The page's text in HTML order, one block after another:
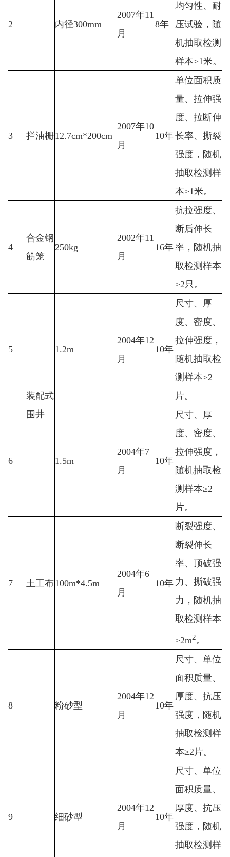
2 内径300mm
2007年11
月
8年
均匀性、耐
压试验，随
机抽取检测
样本≥1米。
3 拦油栅12.7cm*200cm
2007年10
月
10年
单位面积质
量、拉伸强
度、拉断伸
长率、撕裂
强度，随机
抽取检测样
本≥1米。
4
合金钢
筋笼
250kg
2002年11
月
16年
抗拉强度、
断后伸长
率，随机抽
取检测样本
≥2只。
5
装配式
围井
1.2m
2004年12
月
10年
尺寸、厚
度、密度、
拉伸强度，
随机抽取检
测样本≥2
片。
6 1.5m
2004年7
月
10年
尺寸、厚
度、密度、
拉伸强度，
随机抽取检
测样本≥2
片。
7 土工布100m*4.5m
2004年6
月
10年
断裂强度、
断裂伸长
率、顶破强
力、撕破强
力，随机抽
取检测样本
≥2m2。
8 粉砂型
2004年12
月
10年
尺寸、单位
面积质量、
厚度、抗压
强度，随机
抽取检测样
本≥2片。
9 细砂型
2004年12
月
10年
尺寸、单位
面积质量、
厚度、抗压
强度，随机
抽取检测样